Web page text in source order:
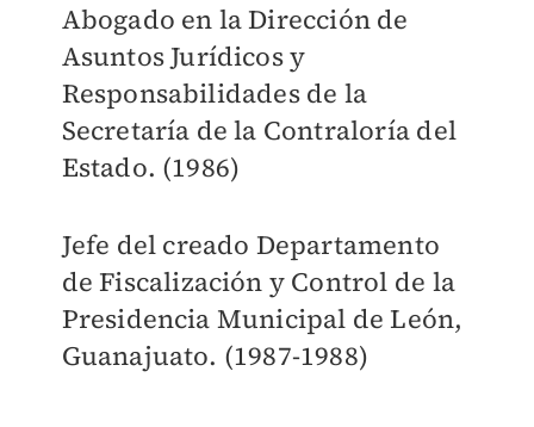
Abogado en la Dirección de
Asuntos Jurídicos y
Responsabilidades de la
Secretaría de la Contraloría del
Estado. (1986)
Jefe del creado Departamento
de Fiscalización y Control de la
Presidencia Municipal de León,
Guanajuato. (1987-1988)